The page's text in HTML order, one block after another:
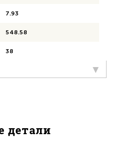
7.93
548.58
38
детали